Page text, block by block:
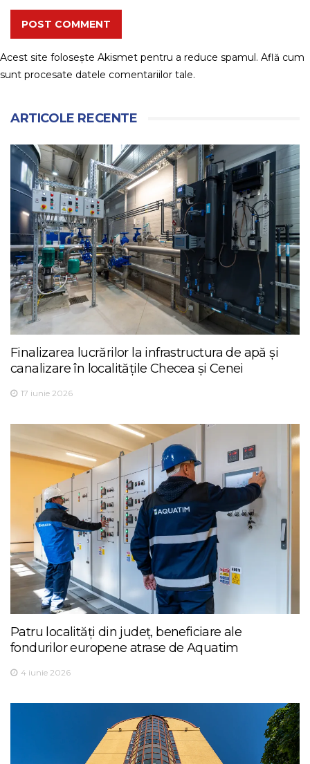
POST COMMENT
Acest site folosește Akismet pentru a reduce spamul. Află cum
sunt procesate datele comentariilor tale.
ARTICOLE RECENTE
Finalizarea lucrărilor la infrastructura de apă și
canalizare în localitățile Checea și Cenei
17 iunie 2026
Patru localități din județ, beneficiare ale
fondurilor europene atrase de Aquatim
4 iunie 2026